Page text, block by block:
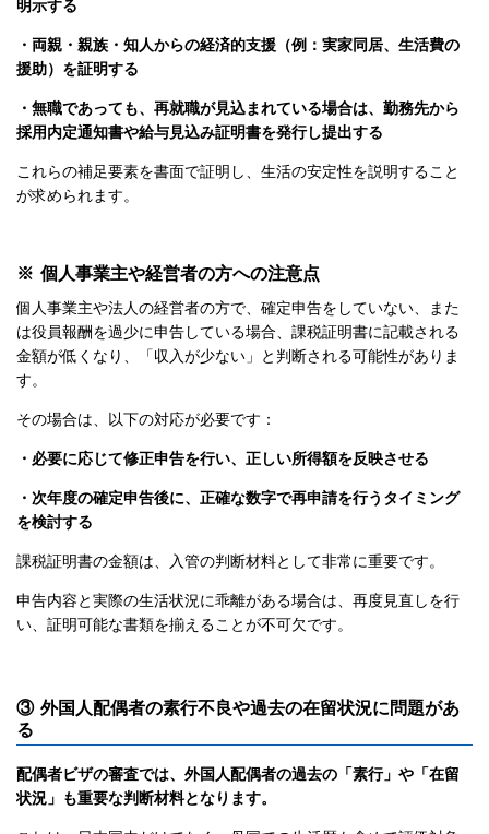
明示する
・両親・親族・知人からの経済的支援（例：実家同居、生活費の
援助）を証明する
・無職であっても、再就職が見込まれている場合は、勤務先から
採用内定通知書や給与見込み証明書を発行し提出する
これらの補足要素を書面で証明し、生活の安定性を説明すること
が求められます。
※ 個人事業主や経営者の方への注意点
個人事業主や法人の経営者の方で、確定申告をしていない、また
は役員報酬を過少に申告している場合、課税証明書に記載される
金額が低くなり、「収入が少ない」と判断される可能性がありま
す。
その場合は、以下の対応が必要です：
・必要に応じて修正申告を行い、正しい所得額を反映させる
・次年度の確定申告後に、正確な数字で再申請を行うタイミング
を検討する
課税証明書の金額は、入管の判断材料として非常に重要です。
申告内容と実際の生活状況に乖離がある場合は、再度見直しを行
い、証明可能な書類を揃えることが不可欠です。
③ 外国人配偶者の素行不良や過去の在留状況に問題があ
る
配偶者ビザの審査では、外国人配偶者の過去の「素行」や「在留
状況」も重要な判断材料となります。